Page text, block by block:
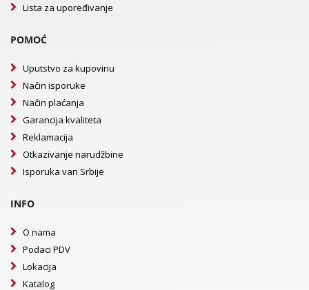
Lista za upoređivanje
POMOĆ
Uputstvo za kupovinu
Način isporuke
Način plaćanja
Garancija kvaliteta
Reklamacija
Otkazivanje narudžbine
Isporuka van Srbije
INFO
O nama
Podaci PDV
Lokacija
Katalog